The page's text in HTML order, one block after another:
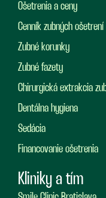
Ošetrenia a ceny
Cenník zubných ošetrení
Zubné korunky
Zubné fazety
Chirurgická extrakcia
Dentálna hygiena
Sedácia
Financovanie ošetrenia
Kliniky a tím